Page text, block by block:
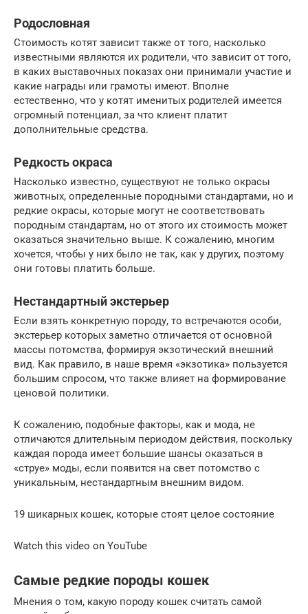
Родословная
Стоимость котят зависит также от того, насколько
известными являются их родители, что зависит от того,
в каких выставочных показах они принимали участие и
какие награды или грамоты имеют. Вполне
естественно, что у котят именитых родителей имеется
огромный потенциал, за что клиент платит
дополнительные средства.
Редкость окраса
Насколько известно, существуют не только окрасы
животных, определенные породными стандартами, но и
редкие окрасы, которые могут не соответствовать
породным стандартам, но от этого их стоимость может
оказаться значительно выше. К сожалению, многим
хочется, чтобы у них было не так, как у других, поэтому
они готовы платить больше.
Нестандартный экстерьер
Если взять конкретную породу, то встречаются особи,
экстерьер которых заметно отличается от основной
массы потомства, формируя экзотический внешний
вид. Как правило, в наше время «экзотика» пользуется
большим спросом, что также влияет на формирование
ценовой политики.
К сожалению, подобные факторы, как и мода, не
отличаются длительным периодом действия, поскольку
каждая порода имеет большие шансы оказаться в
«струе» моды, если появится на свет потомство с
уникальным, нестандартным внешним видом.
19 шикарных кошек, которые стоят целое состояние
Watch this video on YouTube
Самые редкие породы кошек
Мнения о том, какую породу кошек считать самой